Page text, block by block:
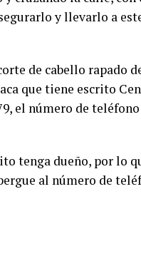
y llevarlo a
de cabello rapado
que tiene escrito
el número de teléfono
tenga dueño, por lo
al número de